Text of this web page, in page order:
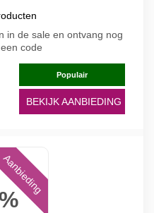
in de sale en ontvang nog
code
Populair
BEKIJK AANBIEDING
Aanbieding